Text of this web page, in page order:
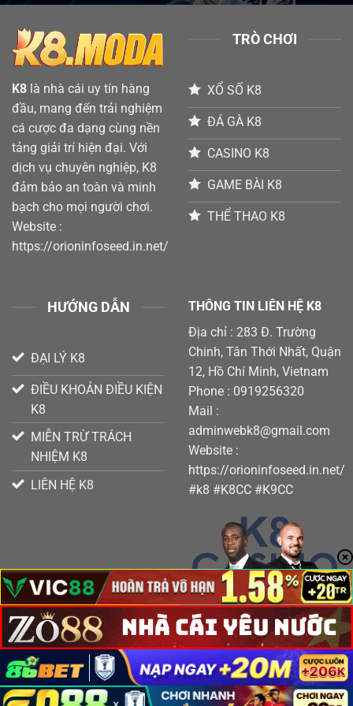
Đâu
Đậm
Bằng
Thuật
Thông
Minh
K8 là nhà cái uy tín hàng
đầu, mang đến trải nghiệm
cá cược đa dạng cùng nền
tảng giải trí hiện đại. Với
dịch vụ chuyên nghiệp, K8
đảm bảo an toàn và minh
bạch cho mọi người chơi.
Website :
https://orioninfoseed.in.net/
TRÒ CHƠI
XỔ SỐ K8
ĐÁ GÀ K8
CASINO K8
GAME BÀI K8
THỂ THAO K8
HƯỚNG DẪN
ĐẠI LÝ K8
ĐIỀU KHOẢN ĐIỀU KIỆN
K8
MIỄN TRỪ TRÁCH
NHIỆM K8
LIÊN HỆ K8
THÔNG TIN LIÊN HỆ K8
Địa chỉ : 283 Đ. Trường
Chinh, Tân Thới Nhất, Quận
12, Hồ Chí Minh, Vietnam
Phone : 0919256320
Mail :
adminwebk8@gmail.com
Website :
https://orioninfoseed.in.net/
#k8 #K8CC #K9CC
Copyright 2026 ©K8 - K8CC - K9CC